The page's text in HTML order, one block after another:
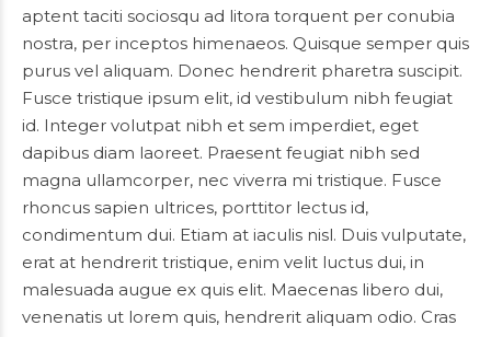
aptent taciti sociosqu ad litora torquent per conubia
nostra, per inceptos himenaeos. Quisque semper quis
purus vel aliquam. Donec hendrerit pharetra suscipit.
Fusce tristique ipsum elit, id vestibulum nibh feugiat
id. Integer volutpat nibh et sem imperdiet, eget
dapibus diam laoreet. Praesent feugiat nibh sed
magna ullamcorper, nec viverra mi tristique. Fusce
rhoncus sapien ultrices, porttitor lectus id,
condimentum dui. Etiam at iaculis nisl. Duis vulputate,
erat at hendrerit tristique, enim velit luctus dui, in
malesuada augue ex quis elit. Maecenas libero dui,
venenatis ut lorem quis, hendrerit aliquam odio. Cras